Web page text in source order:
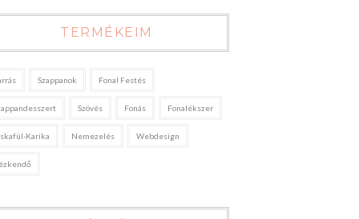
TERMÉKEIM
Szappanok Fonal Festés
Szövés Fonás Fonalékszer
Karika Nemezelés Webdesign